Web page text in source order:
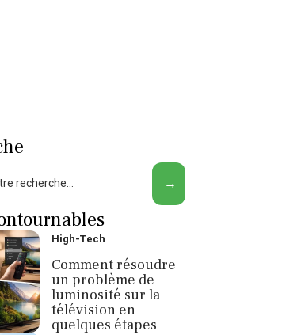
High-Tech
Comment résoudre
un problème de
luminosité sur la
télévision en
quelques étapes